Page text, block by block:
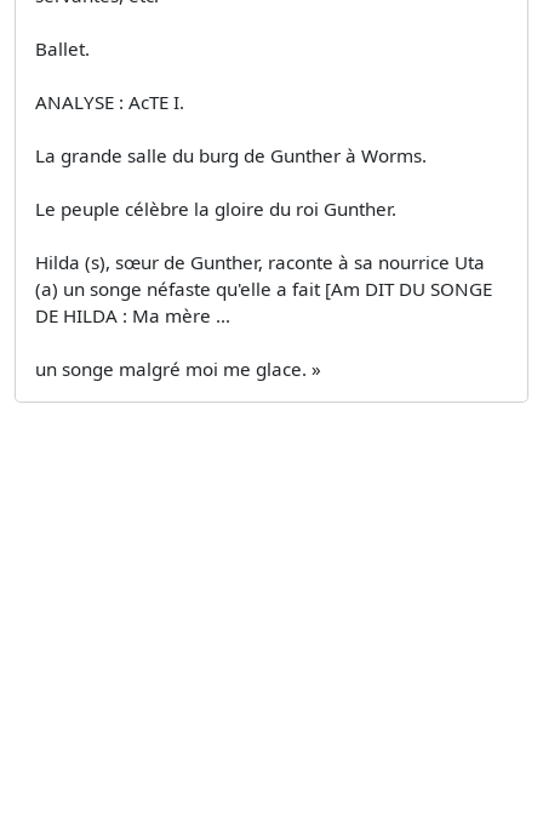
Ballet.
ANALYSE : AcTE I.
La grande salle du burg de Gunther à Worms.
Le peuple célèbre la gloire du roi Gunther.
Hilda (s), sœur de Gunther, raconte à sa nourrice Uta
(a) un songe néfaste qu'elle a fait [Am DIT DU SONGE
DE HILDA : Ma mère ...
un songe malgré moi me glace. »